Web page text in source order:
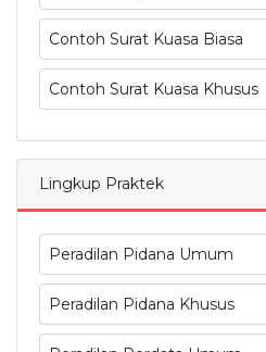
Contoh Surat Kuasa Biasa
Contoh Surat Kuasa Khusus
Lingkup Praktek
Peradilan Pidana Umum
Peradilan Pidana Khusus